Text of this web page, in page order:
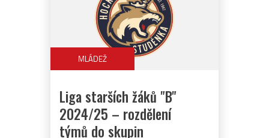
MLÁDEŽ
Liga starších žáků "B"
2024/25 – rozdělení
týmů do skupin